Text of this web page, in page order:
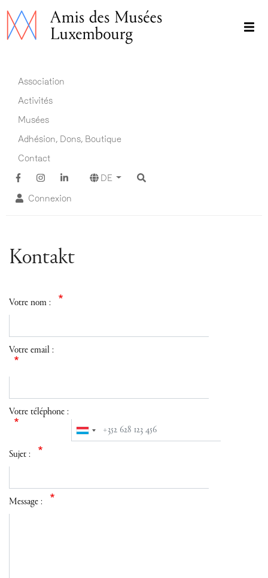
Direkt
zum
Main navigation DE
Association
Activités
Musées
Adhésion, Dons, Boutique
Contact
DE
Connexion
Kontakt
Votre nom :
Votre email :
Votre téléphone :
Sujet :
Message :